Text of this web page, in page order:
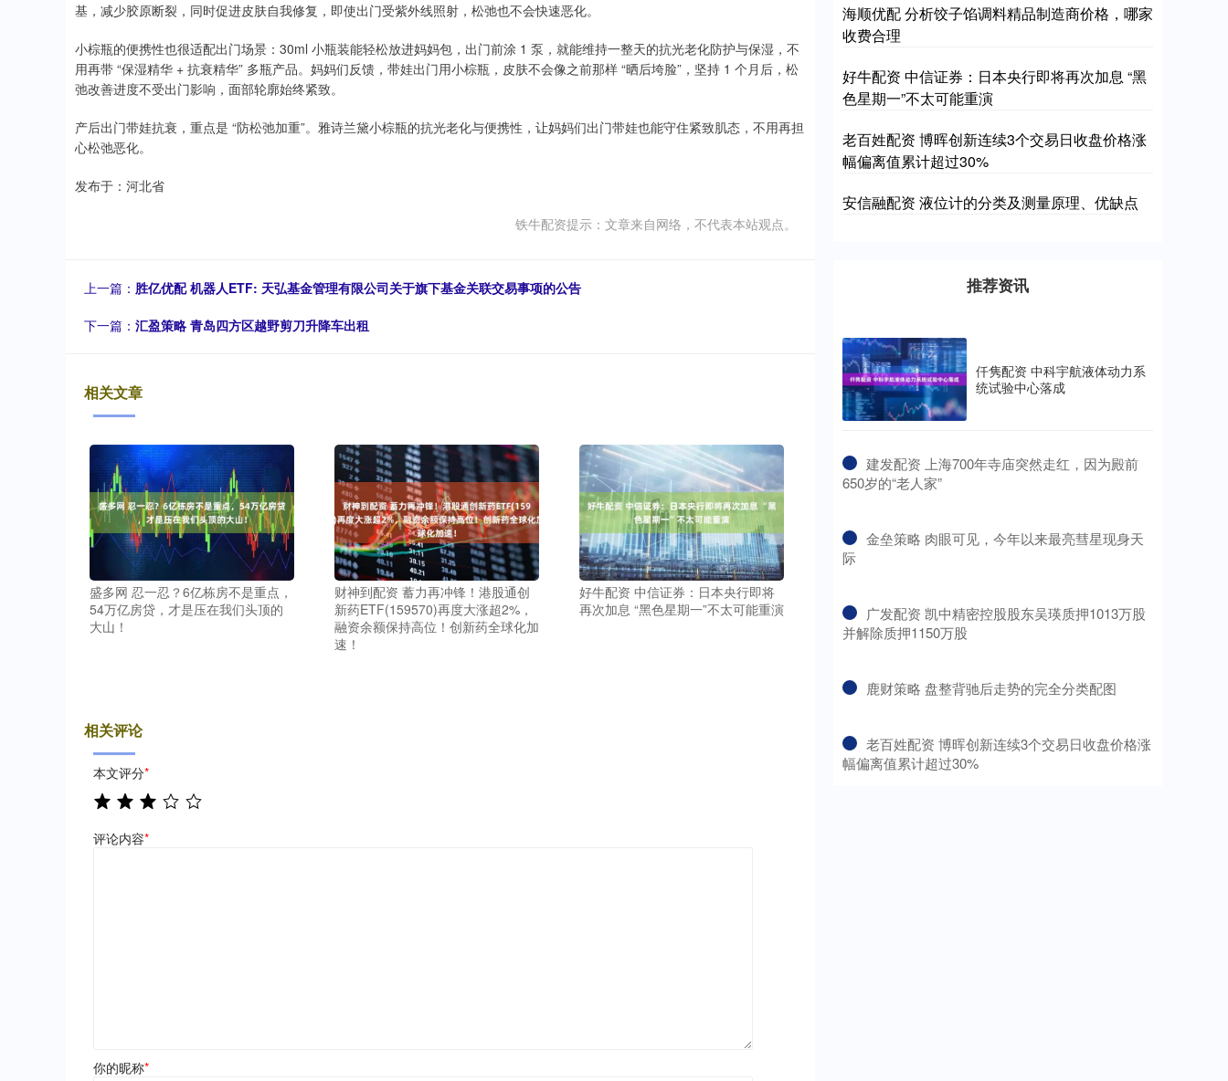
基，减少胶原断裂，同时促进皮肤自我修复，即使出门受紫外线照射，松弛也不会快速恶化。
小棕瓶的便携性也很适配出门场景：30ml 小瓶装能轻松放进妈妈包，出门前涂 1 泵，就能维持一整天的抗光老化防护与保湿，不
用再带 “保湿精华 + 抗衰精华” 多瓶产品。妈妈们反馈，带娃出门用小棕瓶，皮肤不会像之前那样 “晒后垮脸”，坚持 1 个月后，松
弛改善进度不受出门影响，面部轮廓始终紧致。
产后出门带娃抗衰，重点是 “防松弛加重”。雅诗兰黛小棕瓶的抗光老化与便携性，让妈妈们出门带娃也能守住紧致肌态，不用再担
心松弛恶化。
发布于：河北省
铁牛配资提示：文章来自网络，不代表本站观点。
上一篇： 胜亿优配 机器人ETF: 天弘基金管理有限公司关于旗下基金关联交易事项的公告
下一篇： 汇盈策略 青岛四方区越野剪刀升降车出租
相关文章
盛多网 忍一忍？6亿栋房不是重点，
54万亿房贷，才是压在我们头顶的
大山！
财神到配资 蓄力再冲锋！港股通创
新药ETF(159570)再度大涨超2%，
融资余额保持高位！创新药全球化加
速！
好牛配资 中信证券：日本央行即将
再次加息 “黑色星期一”不太可能重演
相关评论
本文评分*
评论内容*
你的昵称*
海顺优配 分析饺子馅调料精品制造商价格，哪家
收费合理
好牛配资 中信证券：日本央行即将再次加息 “黑
色星期一”不太可能重演
老百姓配资 博晖创新连续3个交易日收盘价格涨
幅偏离值累计超过30%
安信融配资 液位计的分类及测量原理、优缺点
推荐资讯
仟隽配资 中科宇航液体动力系
统试验中心落成
​建发配资 上海700年寺庙突然走红，因为殿前
650岁的“老人家”
​金垒策略 肉眼可见，今年以来最亮彗星现身天
际
​广发配资 凯中精密控股股东吴瑛质押1013万股
并解除质押1150万股
​鹿财策略 盘整背驰后走势的完全分类配图
​老百姓配资 博晖创新连续3个交易日收盘价格涨
幅偏离值累计超过30%